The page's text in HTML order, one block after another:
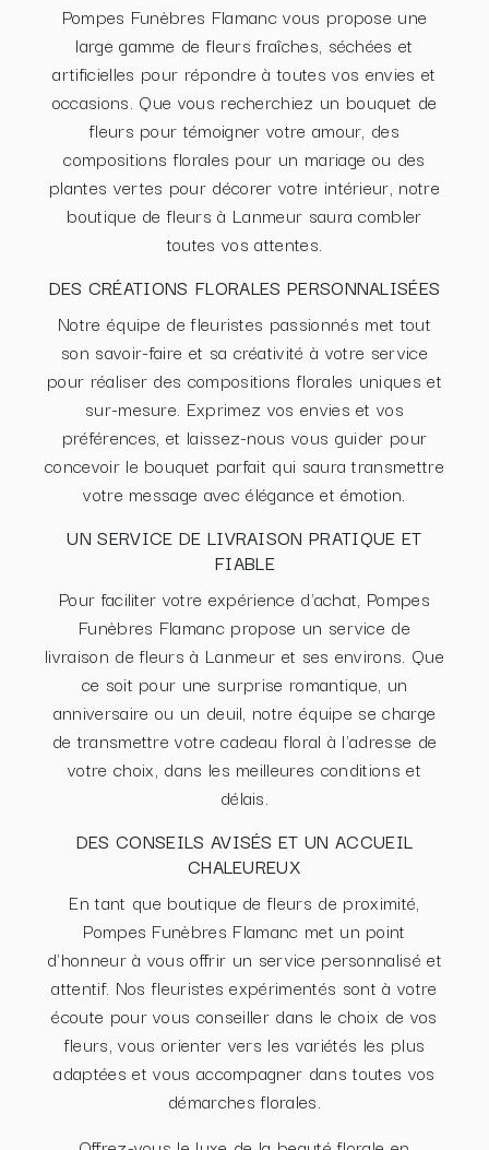
Pompes Funèbres Flamanc vous propose une
large gamme de fleurs fraîches, séchées et
artificielles pour répondre à toutes vos envies et
occasions. Que vous recherchiez un bouquet de
fleurs pour témoigner votre amour, des
compositions florales pour un mariage ou des
plantes vertes pour décorer votre intérieur, notre
boutique de fleurs à Lanmeur saura combler
toutes vos attentes.
DES CRÉATIONS FLORALES PERSONNALISÉES
Notre équipe de fleuristes passionnés met tout
son savoir-faire et sa créativité à votre service
pour réaliser des compositions florales uniques et
sur-mesure. Exprimez vos envies et vos
préférences, et laissez-nous vous guider pour
concevoir le bouquet parfait qui saura transmettre
votre message avec élégance et émotion.
UN SERVICE DE LIVRAISON PRATIQUE ET
FIABLE
Pour faciliter votre expérience d'achat, Pompes
Funèbres Flamanc propose un service de
livraison de fleurs à Lanmeur et ses environs. Que
ce soit pour une surprise romantique, un
anniversaire ou un deuil, notre équipe se charge
de transmettre votre cadeau floral à l'adresse de
votre choix, dans les meilleures conditions et
délais.
DES CONSEILS AVISÉS ET UN ACCUEIL
CHALEUREUX
En tant que boutique de fleurs de proximité,
Pompes Funèbres Flamanc met un point
d'honneur à vous offrir un service personnalisé et
attentif. Nos fleuristes expérimentés sont à votre
écoute pour vous conseiller dans le choix de vos
fleurs, vous orienter vers les variétés les plus
adaptées et vous accompagner dans toutes vos
démarches florales.